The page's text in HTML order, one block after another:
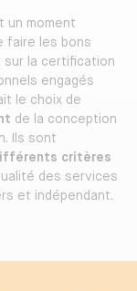
un moment
faire les bons
sur la certification
engagés
le choix de
de la conception
Ils sont
critères
des services
et indépendant.